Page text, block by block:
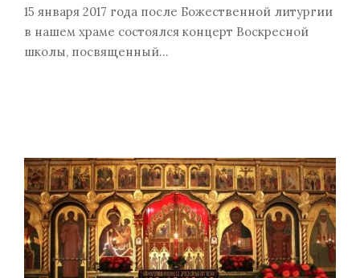
15 января 2017 года после Божественной литургии
в нашем храме состоялся концерт Воскресной
школы, посвященный…